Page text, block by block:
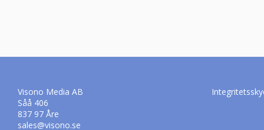
Visono Media AB
Såå 406
837 97 Åre
sales@visono.se